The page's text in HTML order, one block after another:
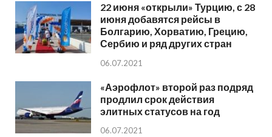
22 июня «открыли» Турцию, с 28
июня добавятся рейсы в
Болгарию, Хорватию, Грецию,
Сербию и ряд других стран
06.07.2021
«Аэрофлот» второй раз подряд
продлил срок действия
элитных статусов на год
06.07.2021